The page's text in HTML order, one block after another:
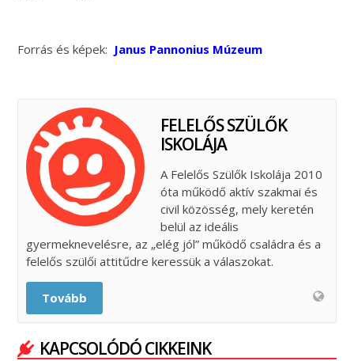
Forrás és képek: Janus Pannonius Múzeum
FELELŐS SZÜLŐK
ISKOLÁJA
A Felelős Szülők Iskolája 2010
óta működő aktív szakmai és
civil közösség, mely keretén
belül az ideális
gyermeknevelésre, az „elég jól” működő családra és a
felelős szülői attitűdre keressük a válaszokat.
Tovább
KAPCSOLÓDÓ CIKKEINK